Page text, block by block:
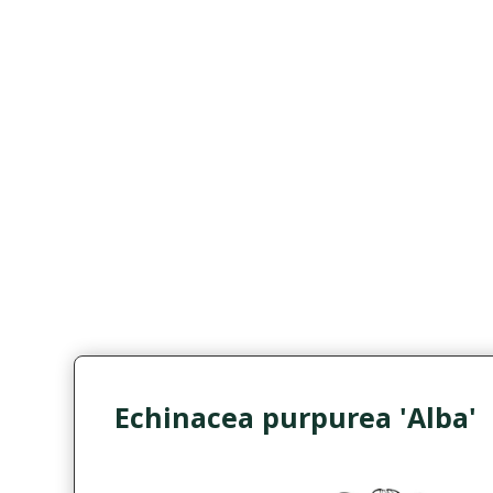
Echinacea purpurea 'Alba'